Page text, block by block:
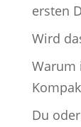
ersten
Wird
Warum
Du